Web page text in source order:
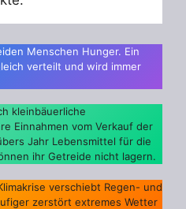
Menschen Hunger. Ein
verteilt und wird immer
kleinbäuerliche
Einnahmen vom Verkauf der
Jahr Lebensmittel für die
ihr Getreide nicht lagern.
verschiebt Regen- und
zerstört extremes Wetter